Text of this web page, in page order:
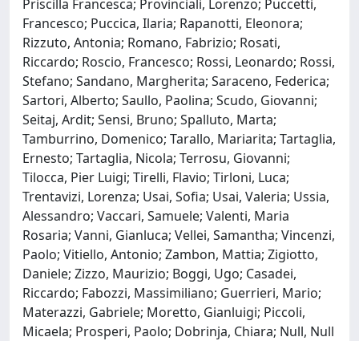
Priscilla Francesca; Provinciali, Lorenzo; Puccetti,
Francesco; Puccica, Ilaria; Rapanotti, Eleonora;
Rizzuto, Antonia; Romano, Fabrizio; Rosati,
Riccardo; Roscio, Francesco; Rossi, Leonardo; Rossi,
Stefano; Sandano, Margherita; Saraceno, Federica;
Sartori, Alberto; Saullo, Paolina; Scudo, Giovanni;
Seitaj, Ardit; Sensi, Bruno; Spalluto, Marta;
Tamburrino, Domenico; Tarallo, Mariarita; Tartaglia,
Ernesto; Tartaglia, Nicola; Terrosu, Giovanni;
Tilocca, Pier Luigi; Tirelli, Flavio; Tirloni, Luca;
Trentavizi, Lorenza; Usai, Sofia; Usai, Valeria; Ussia,
Alessandro; Vaccari, Samuele; Valenti, Maria
Rosaria; Vanni, Gianluca; Vellei, Samantha; Vincenzi,
Paolo; Vitiello, Antonio; Zambon, Mattia; Zigiotto,
Daniele; Zizzo, Maurizio; Boggi, Ugo; Casadei,
Riccardo; Fabozzi, Massimiliano; Guerrieri, Mario;
Materazzi, Gabriele; Moretto, Gianluigi; Piccoli,
Micaela; Prosperi, Paolo; Dobrinja, Chiara; Null, Null